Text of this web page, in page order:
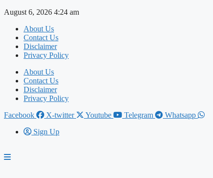
Skip
content
August 6, 2026 4:24 am
About Us
Contact Us
Disclaimer
Privacy Policy
About Us
Contact Us
Disclaimer
Privacy Policy
Facebook
X-twitter Youtube Telegram
Whatsapp
Sign Up